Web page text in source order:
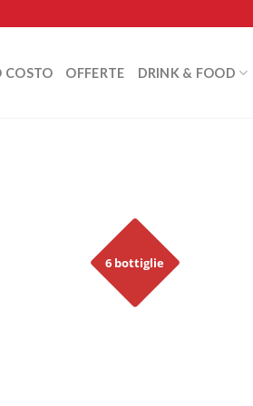
COSTO OFFERTE DRINK & FOOD
6 bottiglie